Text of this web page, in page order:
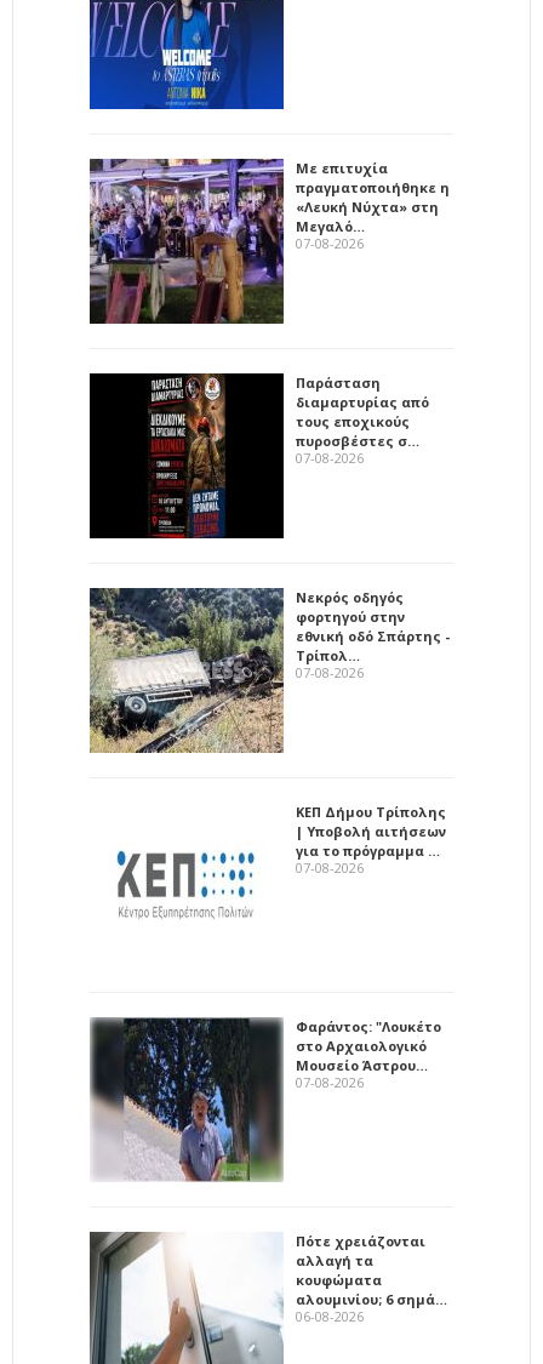
Με επιτυχία
πραγματοποιήθηκε η
«Λευκή Νύχτα» στη
Μεγαλό…
07-08-2026
Παράσταση
διαμαρτυρίας από
τους εποχικούς
πυροσβέστες σ…
07-08-2026
Νεκρός οδηγός
φορτηγού στην
εθνική οδό Σπάρτης -
Τρίπολ…
07-08-2026
ΚΕΠ Δήμου Τρίπολης
| Υποβολή αιτήσεων
για το πρόγραμμα …
07-08-2026
Φαράντος: "Λουκέτο
στο Αρχαιολογικό
Μουσείο Άστρου…
07-08-2026
Πότε χρειάζονται
αλλαγή τα
κουφώματα
αλουμινίου; 6 σημά…
06-08-2026